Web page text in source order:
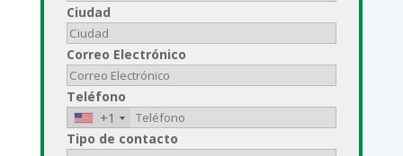
Ciudad
Correo Electrónico
Teléfono
+1
Tipo de contacto